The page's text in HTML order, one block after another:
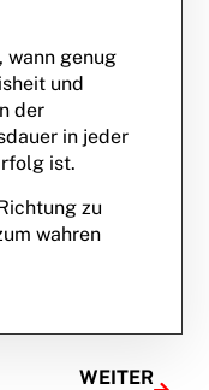
wann genug
und
der
in jeder
ist.
zu
wahren
WEITER